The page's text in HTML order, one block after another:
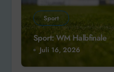
Sport
Sport: WM Halbfinale
Juli 16, 2026